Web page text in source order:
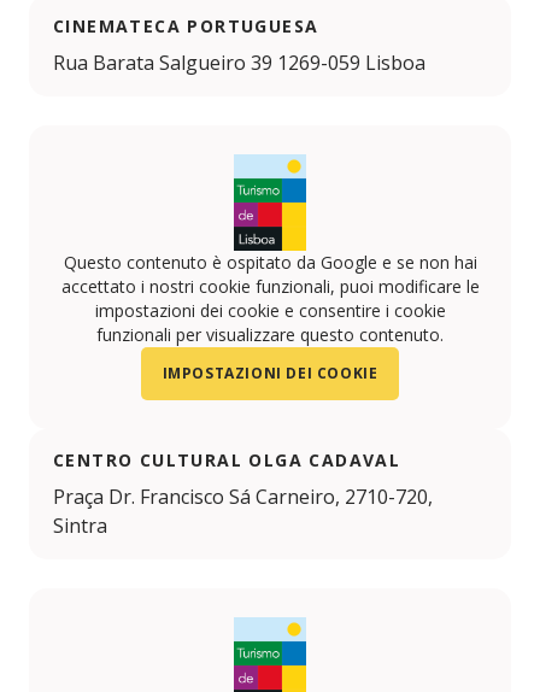
CINEMATECA PORTUGUESA
Rua Barata Salgueiro 39 1269-059 Lisboa
Questo contenuto è ospitato da Google e se non hai
accettato i nostri cookie funzionali, puoi modificare le
impostazioni dei cookie e consentire i cookie
funzionali per visualizzare questo contenuto.
IMPOSTAZIONI DEI COOKIE
CENTRO CULTURAL OLGA CADAVAL
Praça Dr. Francisco Sá Carneiro, 2710-720,
Sintra